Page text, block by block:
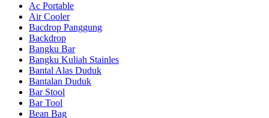
Ac Portable
Air Cooler
Bacdrop Panggung
Backdrop
Bangku Bar
Bangku Kuliah Stainles
Bantal Alas Duduk
Bantalan Duduk
Bar Stool
Bar Tool
Bean Bag